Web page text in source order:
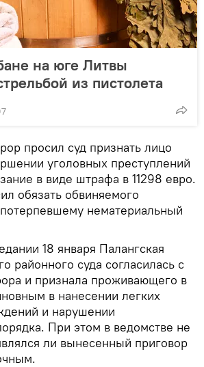
на юге Литвы
из пистолета
просил суд признать лицо
уголовных преступлений
в виде штрафа в 11298 евро.
обязать обвиняемого
нематериальный
18 января Палангская
районного суда согласилась с
и признала проживающего в
в нанесении легких
и нарушении
При этом в ведомстве не
ли вынесенный приговор